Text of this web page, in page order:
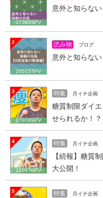
273855PV
意外と知らな
2
205157PV
読み物 ブログ
意外と知らな
3
179089PV
特集 月イチ企画
糖質制限ダイ
せられるか！？
4
129070PV
特集 月イチ企画
【続報】糖質
大公開！
5 特集 月イチ企画